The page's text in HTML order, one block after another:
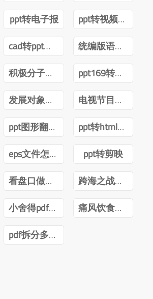
ppt转电子报
ppt转视频互转
cad转ppt可以吗
统编版语文四年级下册电子课本pdf
积极分子转预备党员ppt
ppt169转成43怎么内容排版不变
发展对象转预备党员答辩ppt
电视节目导播郑月pdf
ppt图形翻转内容不转
ppt转html前端
eps文件怎么转ppt
ppt转剪映
看盘口做短线曹明成Pdf
跨海之战金门海南一江山PDF下载
小舍得pdf百度网盘
痛风饮食调养一本就够pdf下载
pdf拆分多个pdf免费